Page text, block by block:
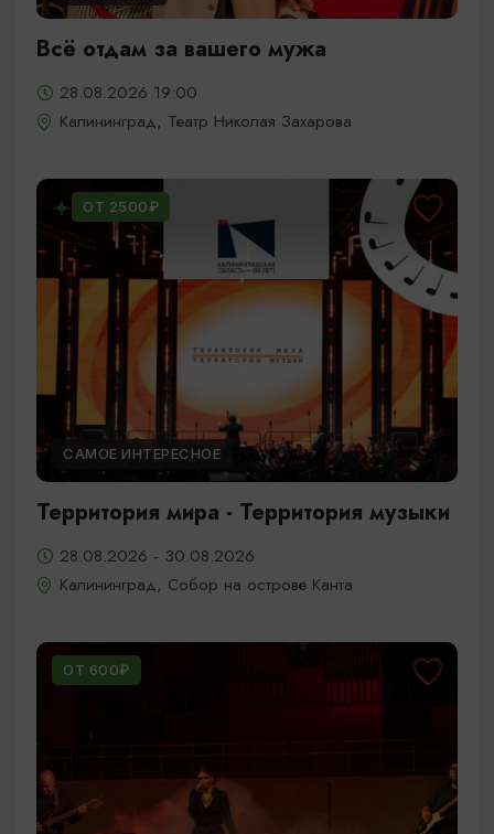
Всё отдам за вашего мужа
28.08.2026 19:00
Калининград, Театр Николая Захарова
ОТ 2500₽
САМОЕ ИНТЕРЕСНОЕ
Территория мира - Территория музыки
28.08.2026 - 30.08.2026
Калининград, Собор на острове Канта
ОТ 600₽